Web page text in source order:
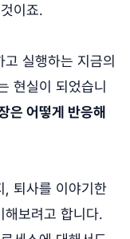
이죠.
실행하는 지금의
현실이 되었습니
은 어떻게 반응해
, 퇴사를 이야기한
해보려고 합니다.